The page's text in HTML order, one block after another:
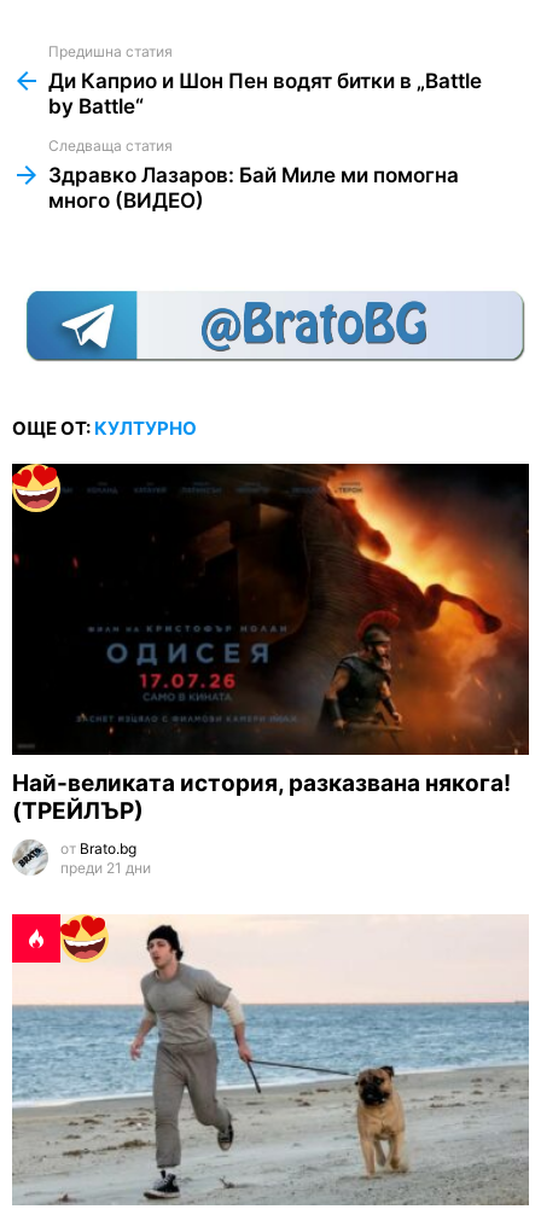
more
Предишна статия
Ди Каприо и Шон Пен водят битки в „Battle
by Battle“
Следваща статия
Здравко Лазаров: Бай Миле ми помогна
много (ВИДЕО)
ОЩЕ ОТ: КУЛТУРНО
Най-великата история, разказвана някога!
(ТРЕЙЛЪР)
от Brato.bg
преди 21 дни